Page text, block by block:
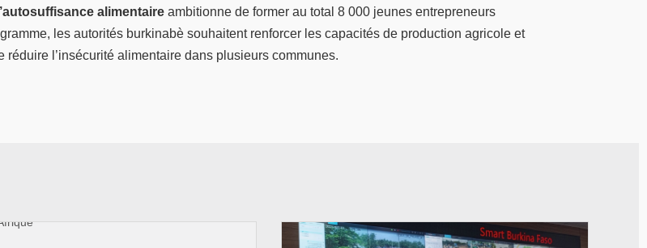
alimentaire ambitionne de former au total 8 000 jeunes entrepreneurs
les autorités burkinabè souhaitent renforcer les capacités de production agricole et
l’insécurité alimentaire dans plusieurs communes.